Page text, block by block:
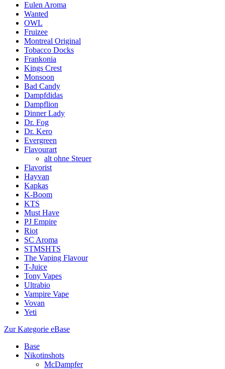
Eulen Aroma
Wanted
OWL
Fruizee
Montreal Original
Tobacco Docks
Frankonia
Kings Crest
Monsoon
Bad Candy
Dampfdidas
Dampflion
Dinner Lady
Dr. Fog
Dr. Kero
Evergreen
Flavourart
alt ohne Steuer
Flavorist
Hayvan
Kapkas
K-Boom
KTS
Must Have
PJ Empire
Riot
SC Aroma
STMSHTS
The Vaping Flavour
T-Juice
Tony Vapes
Ultrabio
Vampire Vape
Vovan
Yeti
Zur Kategorie eBase
Base
Nikotinshots
McDampfer